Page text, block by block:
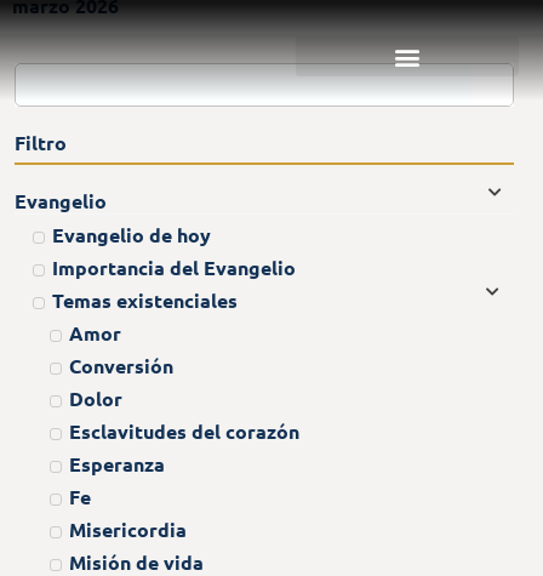
marzo 2026
Filtro
Evangelio
Evangelio de hoy
Importancia del Evangelio
Temas existenciales
Amor
Conversión
Dolor
Esclavitudes del corazón
Esperanza
Fe
Misericordia
Misión de vida